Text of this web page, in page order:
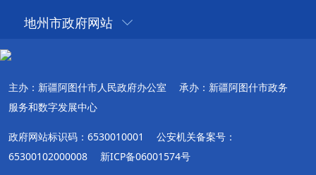
地州市政府网站
主办：新疆阿图什市人民政府办公室
承办：新疆阿图什市政务
服务和数字发展中心
政府网站标识码：6530010001
公安机关备案号：
65300102000008
新ICP备06001574号